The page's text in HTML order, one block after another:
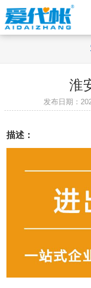
淮
发布日期：
描述：